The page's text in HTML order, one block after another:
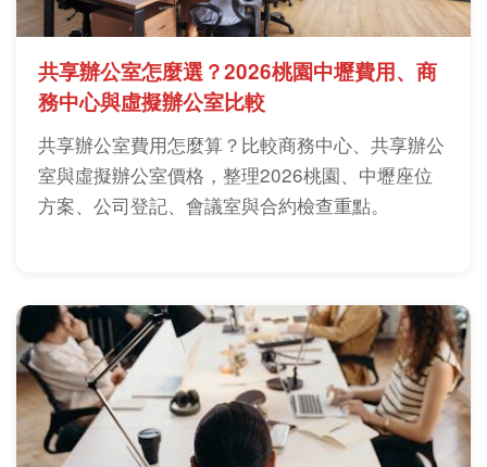
共享辦公室怎麼選？2026桃園中壢費用、商
務中心與虛擬辦公室比較
共享辦公室費用怎麼算？比較商務中心、共享辦公
室與虛擬辦公室價格，整理2026桃園、中壢座位
方案、公司登記、會議室與合約檢查重點。